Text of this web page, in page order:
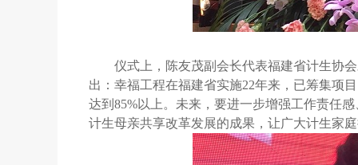
仪式上，陈友茂副会长代表福建省计生协
出：幸福工程在福建省实施22年来，已筹集项
达到 85%以上。未来，要进一步增强工作责任
计生母亲共享改革发展的成果，让广大计生家